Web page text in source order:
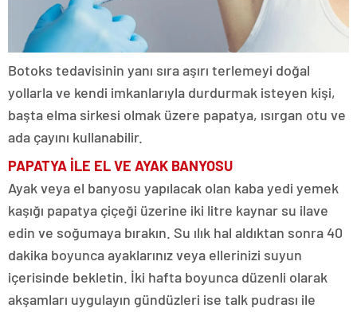
Botoks tedavisinin yanı sıra aşırı terlemeyi doğal
yollarla ve kendi imkanlarıyla durdurmak isteyen kişi,
başta elma sirkesi olmak üzere papatya, ısırgan otu ve
ada çayını kullanabilir.
PAPATYA İLE EL VE AYAK BANYOSU
Ayak veya el banyosu yapılacak olan kaba yedi yemek
kaşığı papatya çiçeği üzerine iki litre kaynar su ilave
edin ve soğumaya bırakın. Su ılık hal aldıktan sonra 40
dakika boyunca ayaklarınız veya ellerinizi suyun
içerisinde bekletin. İki hafta boyunca düzenli olarak
akşamları uygulayın gündüzleri ise talk pudrası ile